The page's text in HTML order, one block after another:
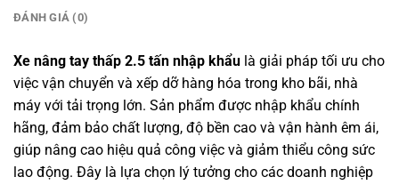
ĐÁNH GIÁ (0)
Xe nâng tay thấp 2.5 tấn nhập khẩu là giải pháp tối ưu cho
việc vận chuyển và xếp dỡ hàng hóa trong kho bãi, nhà
máy với tải trọng lớn. Sản phẩm được nhập khẩu chính
hãng, đảm bảo chất lượng, độ bền cao và vận hành êm ái,
giúp nâng cao hiệu quả công việc và giảm thiểu công sức
lao động. Đây là lựa chọn lý tưởng cho các doanh nghiệp